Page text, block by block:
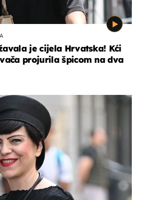
je cijela Hrvatska! Kći
projurila špicom na dva